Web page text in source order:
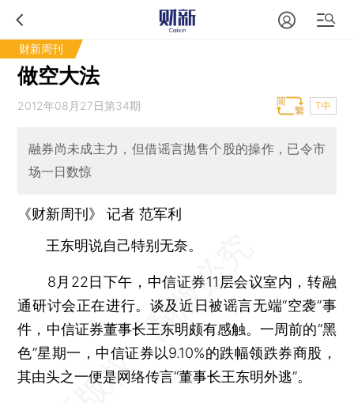
财新周刊
做空大法
2012年08月27日第34期 T中
融券尚未成主力，但借谣言抛售个股的操作，已令市
场一日数惊
《财新周刊》 记者 范军利
王东明说自己特别无奈。
8月22日下午，中信证券11层会议室内，转融
通研讨会正在进行。谈及近日被谣言无端“空袭”事
件，中信证券董事长王东明颇有感触。一周前的“黑
色”星期一，中信证券以9.10%的跌幅领跌券商股，
其由头之一便是网络传言“董事长王东明外逃”。